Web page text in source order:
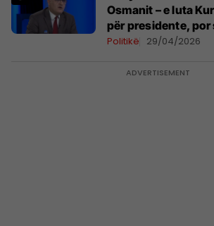
Osmanit – e luta
për presidente, por
Politikë 29/04/2026